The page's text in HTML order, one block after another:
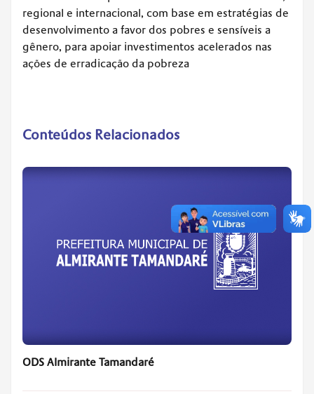
regional e internacional, com base em estratégias de
desenvolvimento a favor dos pobres e sensíveis a
gênero, para apoiar investimentos acelerados nas
ações de erradicação da pobreza
Conteúdos Relacionados
ODS Almirante Tamandaré